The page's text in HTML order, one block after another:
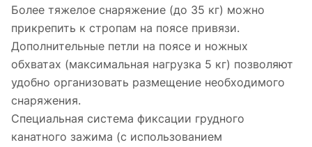
Более тяжелое снаряжение (до 35 кг) можно
прикрепить к стропам на поясе привязи.
Дополнительные петли на поясе и ножных
обхватах (максимальная нагрузка 5 кг) позволяют
удобно организовать размещение необходимого
снаряжения.
Специальная система фиксации грудного
канатного зажима (с использованием